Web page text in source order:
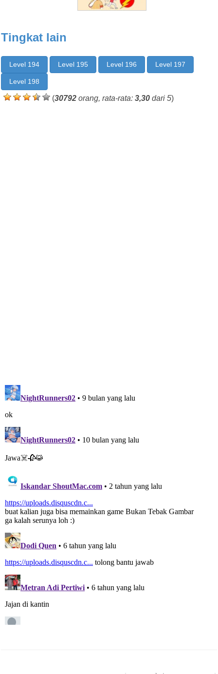
Tingkat lain
Level 194 Level 195 Level 196 Level 197
Level 198
(30792 orang, rata-rata: 3,30 dari 5)